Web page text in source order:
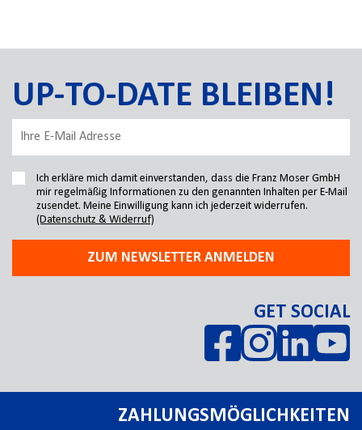
UP-TO-DATE BLEIBEN!
Ich erkläre mich damit einverstanden, dass die Franz Moser GmbH
mir regelmäßig Informationen zu den genannten Inhalten per E-Mail
zusendet. Meine Einwilligung kann ich jederzeit widerrufen.
(Datenschutz & Widerruf)
ZUM NEWSLETTER ANMELDEN
GET SOCIAL
ZAHLUNGSMÖGLICHKEITEN